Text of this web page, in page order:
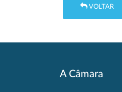
VOLTAR
A Câmara